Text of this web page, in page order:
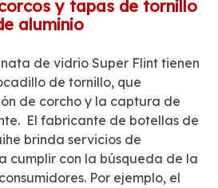
y tapas de tornillo
aluminio
de vidrio Super Flint tienen
de tornillo, que
de corcho y la captura de
El fabricante de botellas de
brinda servicios de
cumplir con la búsqueda de la
Por ejemplo, el